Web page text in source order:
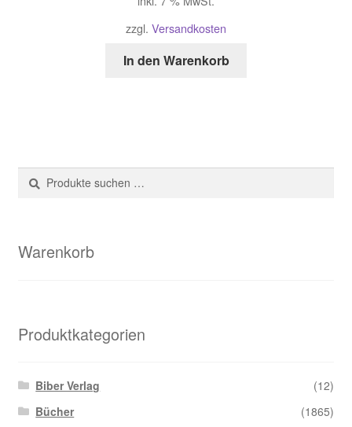
zzgl. Versandkosten
In den Warenkorb
Suche
nach:
Suchen
Warenkorb
Produktkategorien
Biber Verlag
(12)
Bücher
(1865)